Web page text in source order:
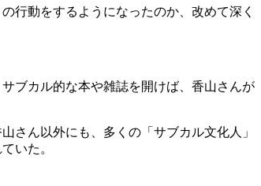
行動をするようになったのか、改めて深く
ブカル的な本や雑誌を開けば、香山さんが
さん以外にも、多くの「サブカル文化人」
いた。